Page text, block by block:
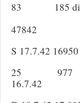
83
47842
S 17.7.42 16950
25
16.7.42